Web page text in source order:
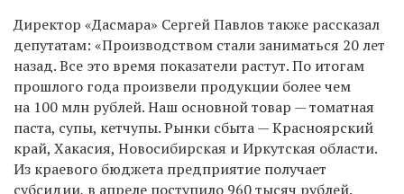
Директор «Дасмара» Сергей Павлов также рассказал
депутатам: «Производством стали заниматься 20 лет
назад. Все это время показатели растут. По итогам
прошлого года произвели продукции более чем
на 100 млн рублей. Наш основной товар — томатная
паста, супы, кетчупы. Рынки сбыта — Красноярский
край, Хакасия, Новосибирская и Иркутская области.
Из краевого бюджета предприятие получает
субсидии, в апреле поступило 960 тысяч рублей.